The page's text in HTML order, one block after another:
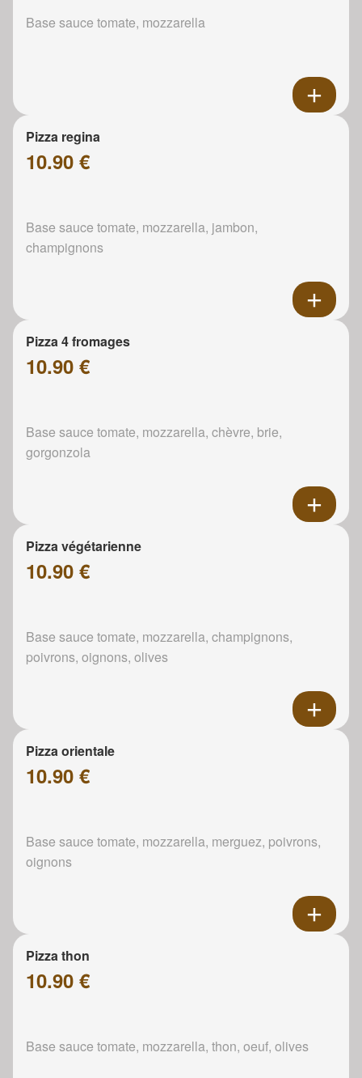
Base sauce tomate, mozzarella
Pizza regina
10.90 €
Base sauce tomate, mozzarella, jambon,
champignons
Pizza 4 fromages
10.90 €
Base sauce tomate, mozzarella, chèvre, brie,
gorgonzola
Pizza végétarienne
10.90 €
Base sauce tomate, mozzarella, champignons,
poivrons, oignons, olives
Pizza orientale
10.90 €
Base sauce tomate, mozzarella, merguez, poivrons,
oignons
Pizza thon
10.90 €
Base sauce tomate, mozzarella, thon, oeuf, olives